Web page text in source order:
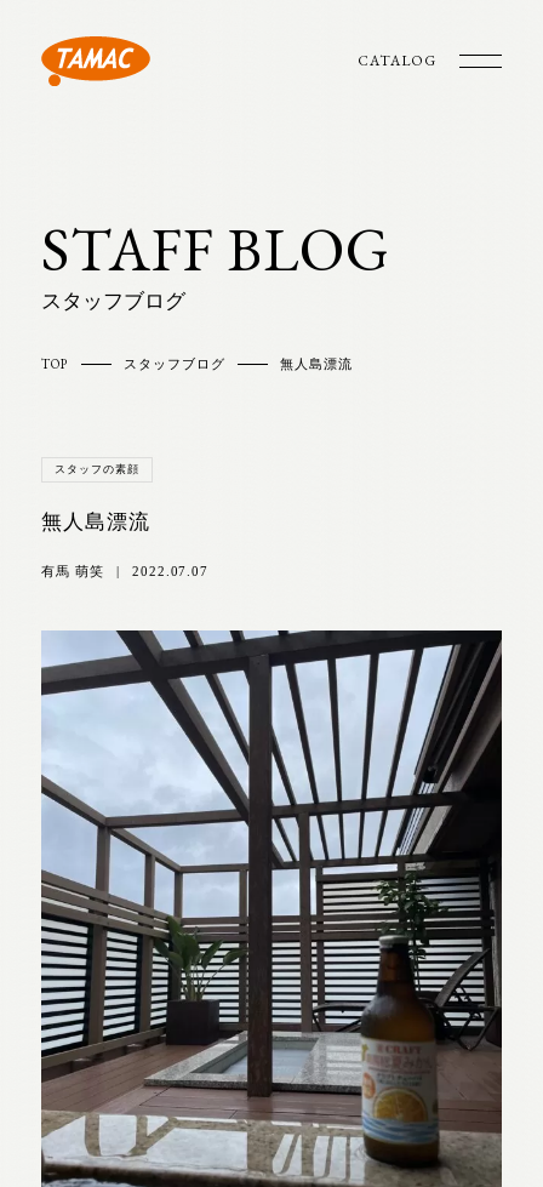
CATALOG
STAFF BLOG
スタッフブログ
TOP スタッフブログ 無人島漂流
スタッフの素顔
無人島漂流
有馬 萌笑 | 2022.07.07